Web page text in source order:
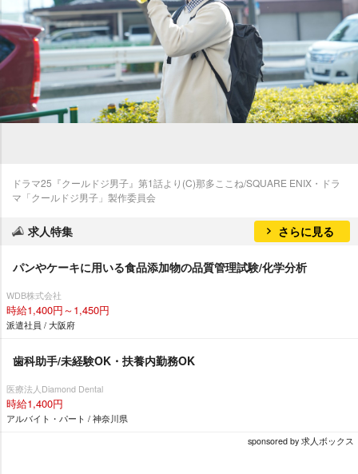
ドラマ25『クールドジ男子』第1話より(C)那多ここね/SQUARE ENIX・ドラ
マ「クールドジ男子」製作委員会
求人特集 さらに見る
パンやケーキに用いる食品添加物の品質管理試験/化学分析
WDB株式会社
時給1,400円～1,450円
派遣社員 / 大阪府
歯科助手/未経験OK・扶養内勤務OK
医療法人Diamond Dental
時給1,400円
アルバイト・パート / 神奈川県
sponsored by 求人ボックス